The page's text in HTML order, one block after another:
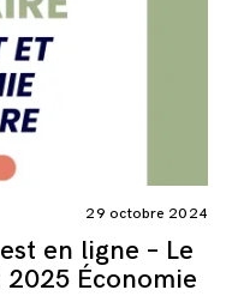
29 octobre 2024
en ligne – Le
Économie